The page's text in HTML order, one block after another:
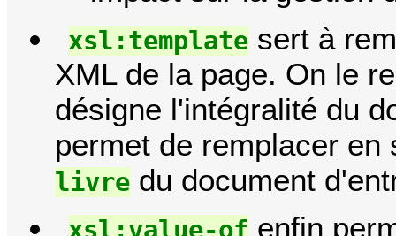
xsl:templatesert à
XML de la page. On le
désigne l'intégralité du
permet de remplacer
livre du document
enfin